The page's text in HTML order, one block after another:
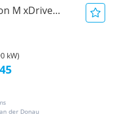
M xDrive
kW)
der Donau